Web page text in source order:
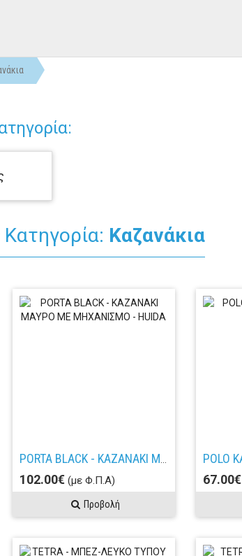
Καζανάκια
102.00€ (με Φ.Π.Α)
Προβολή
67.00€